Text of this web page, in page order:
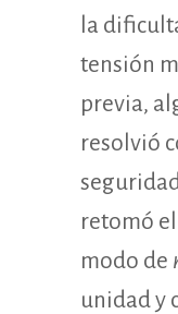
la
tensión
previa,
resolvió
retomó
modo de
unidad y